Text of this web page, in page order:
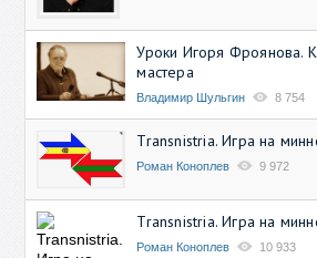
Уроки Игоря Фроянова.
мастера
Владимир Шульгин 8 754
Transnistria. Игра на
Роман Коноплев 9 972
Transnistria. Игра на
Роман Коноплев 10 933